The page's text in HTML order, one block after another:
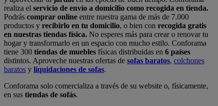
realiza el servicio de envío a domicilio como recogida en tienda.
Podrás comprar online entre nuestra gama de más de 7.000
productos y recibirlo en tu domicilio, o bien con recogida gratis
en nuestras tiendas física. No esperes más para crear o renovar tu
hogar y transformarlo en un espacio con mucho estilo. Conforama
tiene 300 tiendas de muebles físicas distribuidas en 6 países
distintos. Aproveche nuestras ofertas de sofas baratos, colchones
baratos y liquidaciones de sofas.
Conforama solo comercializa a través de su website o, físicamente,
en sus tiendas de sofás.